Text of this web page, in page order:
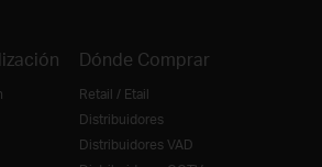
Dónde Comprar
Retail / Etail
Distribuidores
Distribuidores VAD